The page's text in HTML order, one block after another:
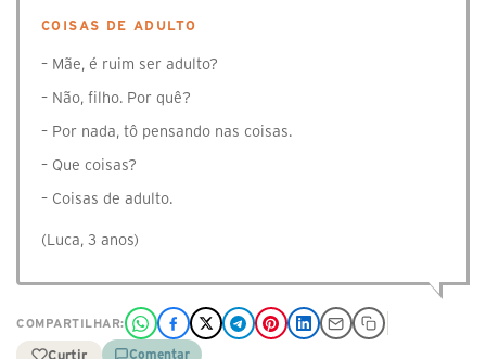
COISAS DE ADULTO
– Mãe, é ruim ser adulto?
– Não, filho. Por quê?
– Por nada, tô pensando nas coisas.
– Que coisas?
– Coisas de adulto.
(Luca, 3 anos)
COMPARTILHAR:
Curtir Comentar